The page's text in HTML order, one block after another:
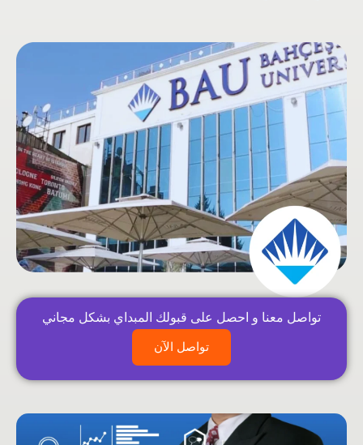
تواصل معنا و احصل على قبولك المبداي بشكل مجاني
تواصل الآن